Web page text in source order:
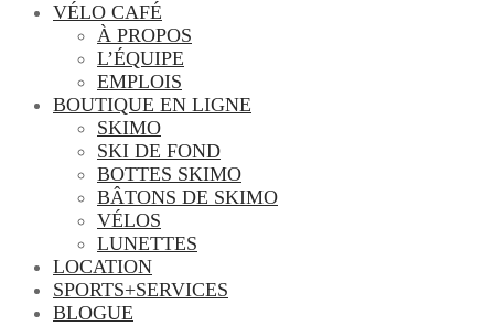
VÉLO CAFÉ
À PROPOS
L’ÉQUIPE
EMPLOIS
BOUTIQUE EN LIGNE
SKIMO
SKI DE FOND
BOTTES SKIMO
BÂTONS DE SKIMO
VÉLOS
LUNETTES
LOCATION
SPORTS+SERVICES
BLOGUE